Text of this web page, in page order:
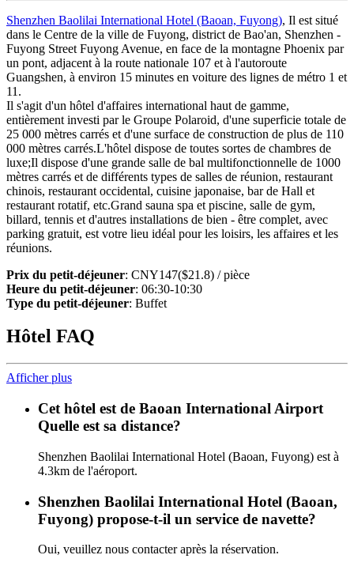
Shenzhen Baolilai International Hotel (Baoan, Fuyong), Il est situé
dans le Centre de la ville de Fuyong, district de Bao'an, Shenzhen -
Fuyong Street Fuyong Avenue, en face de la montagne Phoenix par
un pont, adjacent à la route nationale 107 et à l'autoroute
Guangshen, à environ 15 minutes en voiture des lignes de métro 1 et
11.
Il s'agit d'un hôtel d'affaires international haut de gamme,
entièrement investi par le Groupe Polaroid, d'une superficie totale de
25 000 mètres carrés et d'une surface de construction de plus de 110
000 mètres carrés.L'hôtel dispose de toutes sortes de chambres de
luxe;Il dispose d'une grande salle de bal multifonctionnelle de 1000
mètres carrés et de différents types de salles de réunion, restaurant
chinois, restaurant occidental, cuisine japonaise, bar de Hall et
restaurant rotatif, etc.Grand sauna spa et piscine, salle de gym,
billard, tennis et d'autres installations de bien - être complet, avec
parking gratuit, est votre lieu idéal pour les loisirs, les affaires et les
réunions.
Prix du petit-déjeuner: CNY147($21.8) / pièce
Heure du petit-déjeuner: 06:30-10:30
Type du petit-déjeuner: Buffet
Hôtel FAQ
Afficher plus
Cet hôtel est de Baoan International Airport
Quelle est sa distance?
Shenzhen Baolilai International Hotel (Baoan, Fuyong) est à
4.3km de l'aéroport.
Shenzhen Baolilai International Hotel (Baoan,
Fuyong) propose-t-il un service de navette?
Oui, veuillez nous contacter après la réservation.